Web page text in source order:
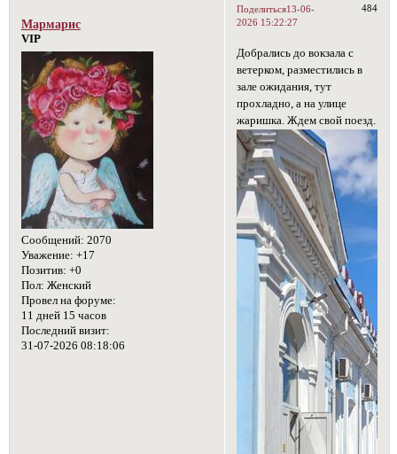
Поделиться 484
13-06-
2026 15:22:27
Мармарис
VIP
Сообщений: 2070
Уважение: +17
Позитив: +0
Пол: Женский
Провел на форуме:
11 дней 15 часов
Последний визит:
31-07-2026 08:18:06
Добрались до вокзала с
ветерком, разместились в
зале ожидания, тут
прохладно, а на улице
жаришка. Ждем свой поезд.